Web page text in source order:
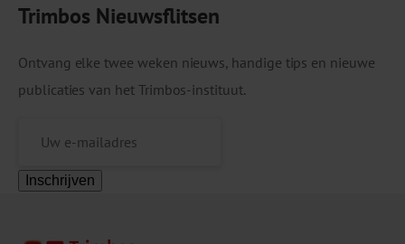
Trimbos Nieuwsflitsen
Ontvang elke twee weken nieuws, handige tips en nieuwe
publicaties van het Trimbos-instituut.
Inschrijven